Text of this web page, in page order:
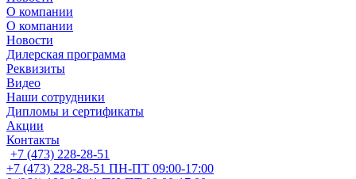
О компании
О компании
Новости
Дилерская программа
Реквизиты
Видео
Наши сотрудники
Дипломы и сертификаты
Акции
Контакты
+7 (473) 228-28-51
+7 (473) 228-28-51 ПН-ПТ 09:00-17:00